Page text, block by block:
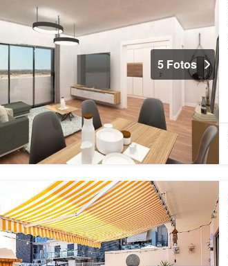
5 Fotos